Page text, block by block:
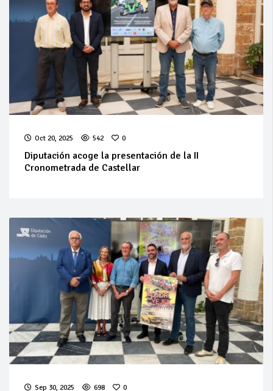
Oct 20, 2025 542 0
Diputación acoge la presentación de la II
Cronometrada de Castellar
Sep 30, 2025 698 0